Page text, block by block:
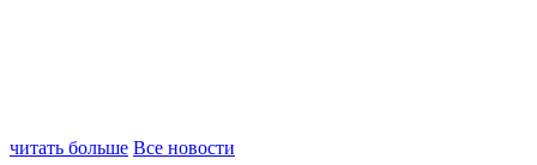
читать больше Все новости